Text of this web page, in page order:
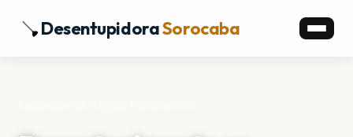
DesentupidoraSorocaba